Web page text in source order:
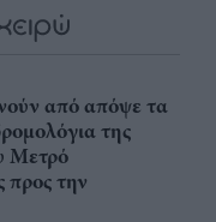
από απόψε τα
της
Μετρό
προς την